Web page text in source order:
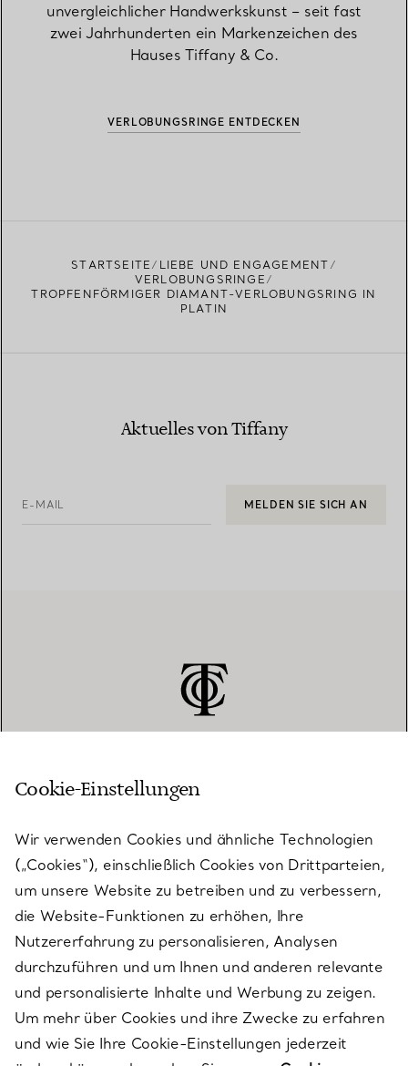
unvergleichlicher Handwerkskunst – seit fast
zwei Jahrhunderten ein Markenzeichen des
Hauses Tiffany & Co.
VERLOBUNGSRINGE ENTDECKEN
STARTSEITE
LIEBE UND ENGAGEMENT
VERLOBUNGSRINGE
TROPFENFÖRMIGER DIAMANT-VERLOBUNGSRING IN
PLATIN
Aktuelles von Tiffany
E-MAIL MELDEN SIE SICH AN
KUNDENSERVICE
SERVICES
ÜBER TIFFANY & CO.
RECHTLICHE HINWEISE
Cookie-Einstellungen
Wir verwenden Cookies und ähnliche Technologien
(„Cookies“), einschließlich Cookies von Drittparteien,
um unsere Website zu betreiben und zu verbessern,
die Website-Funktionen zu erhöhen, Ihre
Nutzererfahrung zu personalisieren, Analysen
durchzuführen und um Ihnen und anderen relevante
und personalisierte Inhalte und Werbung zu zeigen.
Um mehr über Cookies und ihre Zwecke zu erfahren
und wie Sie Ihre Cookie-Einstellungen jederzeit